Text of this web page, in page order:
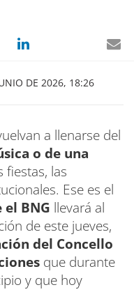
DE 2026, 18:26
a llenarse del
o de una
fiestas, las
Ese es el
BNG llevará al
de este jueves,
del Concello
que durante
y que hoy